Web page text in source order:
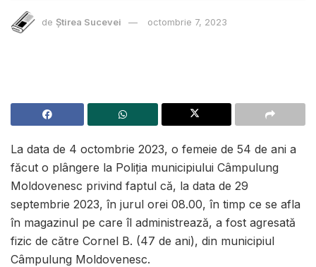
de Știrea Sucevei octombrie 7, 2023
La data de 4 octombrie 2023, o femeie de 54 de ani a
făcut o plângere la Poliția municipiului Câmpulung
Moldovenesc privind faptul că, la data de 29
septembrie 2023, în jurul orei 08.00, în timp ce se afla
în magazinul pe care îl administrează, a fost agresată
fizic de către Cornel B. (47 de ani), din municipiul
Câmpulung Moldovenesc.